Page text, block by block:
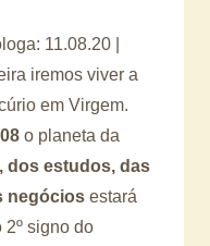
11.08.20 |
iremos viver a
em Virgem.
o planeta da
dos estudos, das
negócios estará
2º signo do